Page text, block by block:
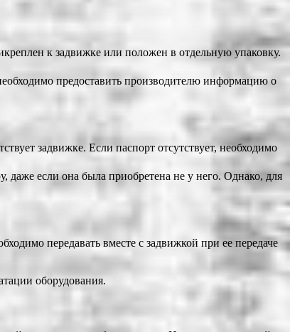
к задвижке или положен в отдельную упаковку.
предоставить производителю информацию о
задвижке. Если паспорт отсутствует, необходимо
даже если она была приобретена не у него. Однако, для
передавать вместе с задвижкой при ее передаче
оборудования.